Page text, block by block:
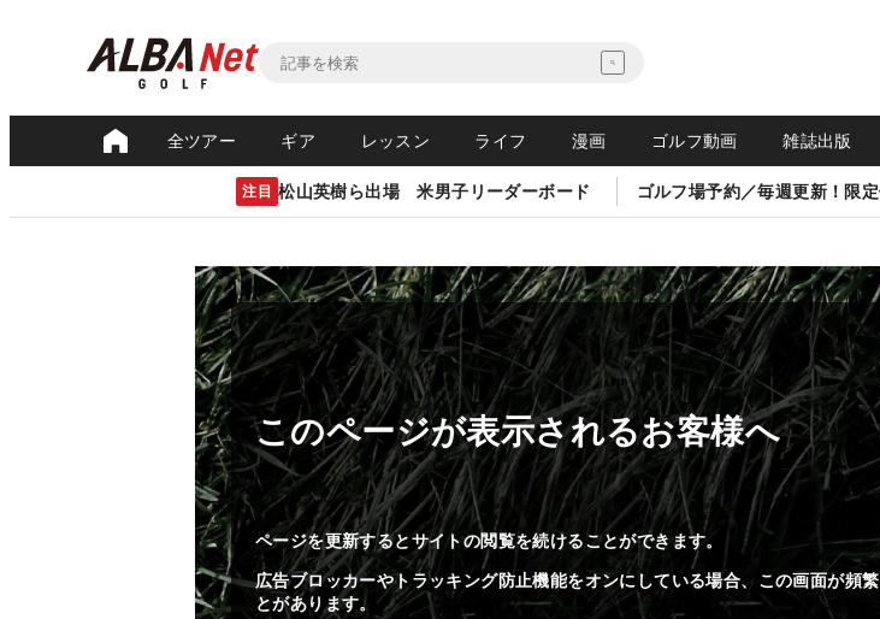
全ツアー ギア レッスン ライフ 漫画 ゴルフ動画 雑誌出版
注目 松山英樹ら出場 米男子リーダーボード ゴルフ場予約／毎週更新！限
このページが表示されるお客様へ
ページを更新するとサイトの閲覧を続けることができます。
広告ブロッカーやトラッキング防止機能をオンにしている場合、この画面が頻
とがあります。